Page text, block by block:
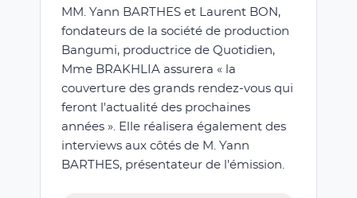
MM. Yann BARTHES et Laurent BON,
fondateurs de la société de production
Bangumi, productrice de Quotidien,
Mme BRAKHLIA assurera « la
couverture des grands rendez-vous qui
feront l'actualité des prochaines
années ». Elle réalisera également des
interviews aux côtés de M. Yann
BARTHES, présentateur de l'émission.